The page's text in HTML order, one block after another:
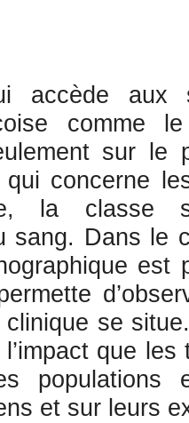
accède aux
comme
sur le
concerne
la classe
sang. Dans le
se
que
et sur leurs